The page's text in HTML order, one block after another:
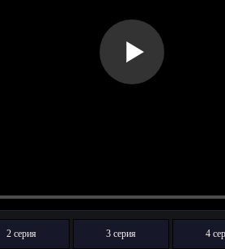
2 серия 3 серия 4